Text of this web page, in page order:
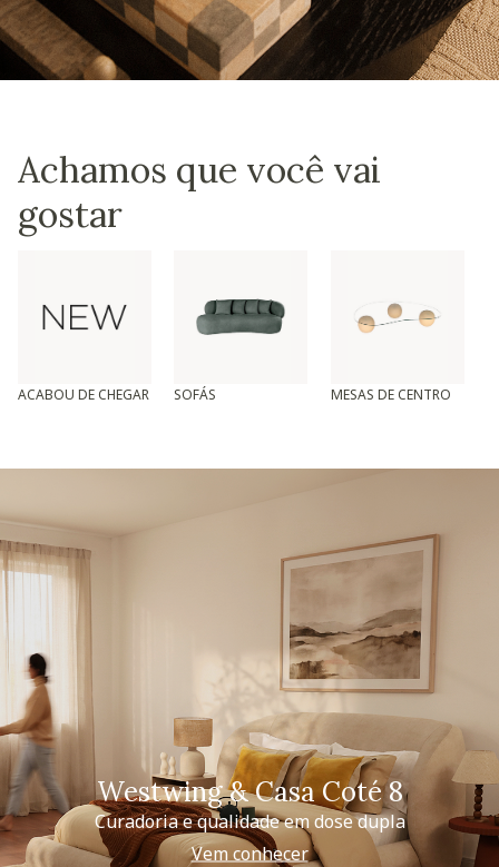
Achamos que você vai
gostar
ACABOU DE CHEGAR SOFÁS MESAS DE CENTRO
Westwing & Casa Coté 8
Curadoria e qualidade em dose dupla
Vem conhecer